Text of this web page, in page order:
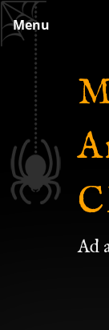
Skip
to
content
Menu
Ad